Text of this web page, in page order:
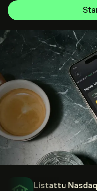
Listattu